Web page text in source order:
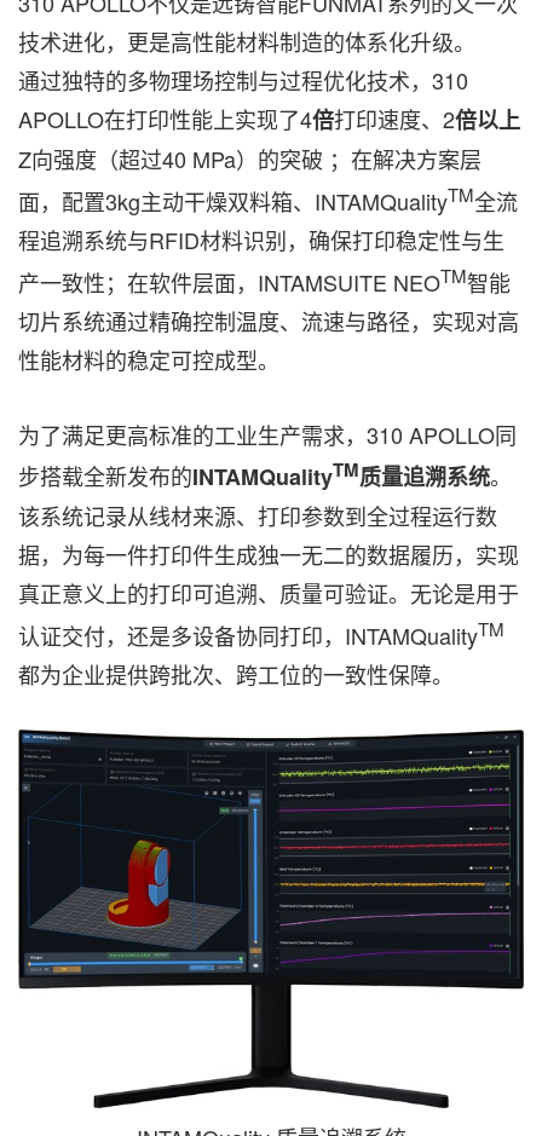
技术进化，更是高性能材料制造的体系化升级。
通过独特的多物理场控制与过程优化技术，310
APOLLO在打印性能上实现了4倍打印速度、 2倍以上
Z向强度（超过40 MPa）的突破 ；在解决方案层
面，配置3kg主动干燥双料箱、INTAMQualityTM全流
程追溯系统与RFID材料识别，确保打印稳定性与生
产一致性；在软件层面，INTAMSUITE NEOTM智能
切片系统通过精确控制温度、流速与路径，实现对高
性能材料的稳定可控成型。
为了满足更高标准的工业生产需求，310 APOLLO同
步搭载全新发布的INTAMQualityTM质量追溯系统。
该系统记录从线材来源、打印参数到全过程运行数
据，为每一件打印件生成独一无二的数据履历，实现
真正意义上的打印可追溯、质量可验证。无论是用于
认证交付，还是多设备协同打印，INTAMQualityTM
都为企业提供跨批次、跨工位的一致性保障。